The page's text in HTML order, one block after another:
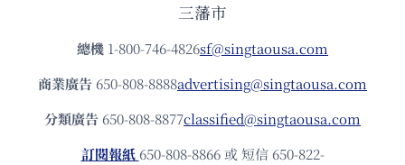
三藩市
總機 1-800-746-4826sf@singtaousa.com
商業廣告 650-808-8888advertising@singtaousa.com
分類廣告 650-808-8877classified@singtaousa.com
訂閱報紙 650-808-8866 或 短信 650-822-